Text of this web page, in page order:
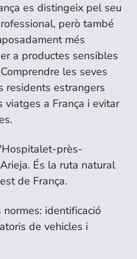
es distingeix pel seu
però també
més
a productes sensibles
les seves
residents estrangers
a França i evitar
près-
És la ruta natural
de França.
identificació
de vehicles i